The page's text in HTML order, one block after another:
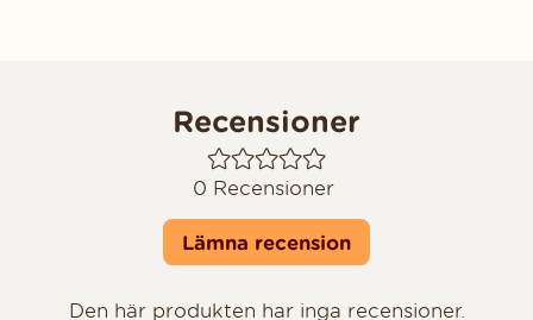
Recensioner
0 Recensioner
Lämna recension
Den här produkten har inga recensioner.